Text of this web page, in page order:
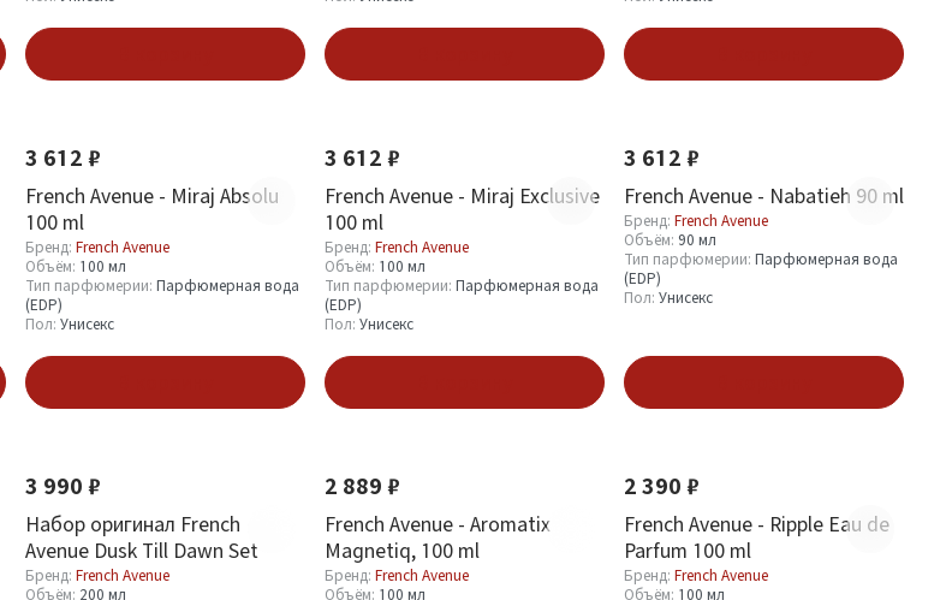
3 612 ₽
French Avenue - Miraj Absolu
100 ml
Бренд: French Avenue
Объём: 100 мл
Тип парфюмерии: Парфюмерная вода
(EDP)
Пол: Унисекс
3 612 ₽
French Avenue - Miraj Exclusive
100 ml
Бренд: French Avenue
Объём: 100 мл
Тип парфюмерии: Парфюмерная вода
(EDP)
Пол: Унисекс
3 612 ₽
French Avenue - Nabatieh 90 ml
Бренд: French Avenue
Объём: 90 мл
Тип парфюмерии: Парфюмерная вода
(EDP)
Пол: Унисекс
3 990 ₽
Набор оригинал French
Avenue Dusk Till Dawn Set
Бренд: French Avenue
Объём: 200 мл
2 889 ₽
French Avenue - Aromatix
Magnetiq, 100 ml
Бренд: French Avenue
Объём: 100 мл
2 390 ₽
French Avenue - Ripple Eau de
Parfum 100 ml
Бренд: French Avenue
Объём: 100 мл